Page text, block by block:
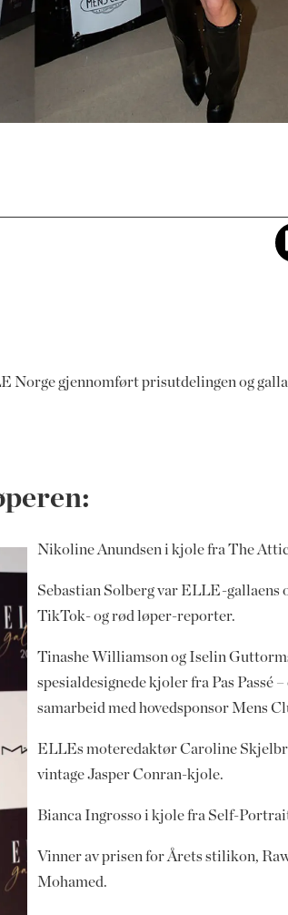
Norge gjennomført prisutdelingen og
Nikoline Anundsen i kjole fra The
Sebastian Solberg var ELLE-gallaens
TikTok- og rød løper-reporter.
Tinashe Williamson og Iselin
spesialdesignede kjoler fra Pas Passé –
samarbeid med hovedsponsor Mens
ELLEs moteredaktør Caroline
vintage Jasper Conran-kjole.
Bianca Ingrosso i kjole fra Self-
Vinner av prisen for Årets stilikon,
Mohamed.